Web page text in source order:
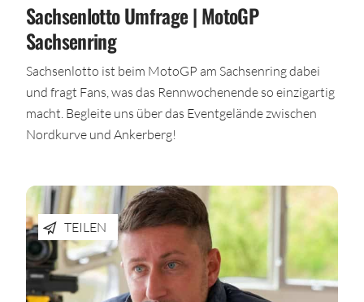
Sachsenlotto Umfrage | MotoGP
Sachsenring
Sachsenlotto ist beim MotoGP am Sachsenring dabei
und fragt Fans, was das Rennwochenende so einzigartig
macht. Begleite uns über das Eventgelände zwischen
Nordkurve und Ankerberg!
TEILEN